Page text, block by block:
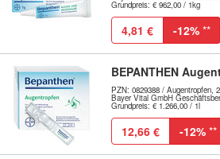
Grundpreis: € 962,00 / 1kg
4,81 € -12% **
BEPANTHEN
PZN: 0829388 / Augentropfen,
Bayer Vital GmbH
Grundpreis: € 1.266,00 / 1l
12,66 € -12% **